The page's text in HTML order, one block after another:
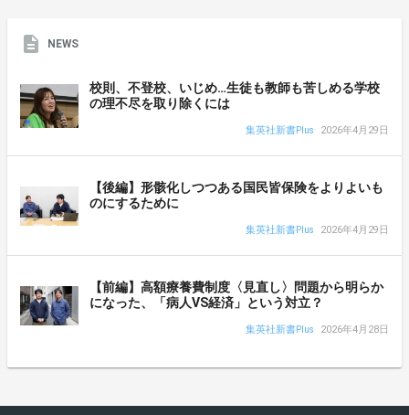
NEWS
校則、不登校、いじめ…生徒も教師も苦しめる学校
の理不尽を取り除くには
集英社新書Plus 2026年4月29日
【後編】形骸化しつつある国民皆保険をよりよいも
のにするために
集英社新書Plus 2026年4月29日
【前編】高額療養費制度〈見直し〉問題から明らか
になった、「病人VS経済」という対立？
集英社新書Plus 2026年4月28日